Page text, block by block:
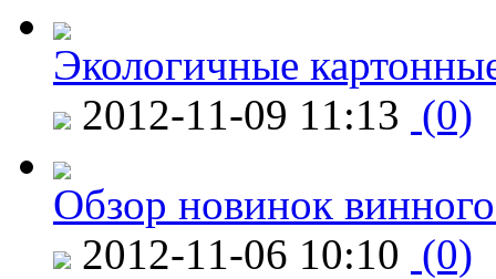
Экологичные
2012-11-09 11:13 (0)
Обзор новинок
2012-11-06 10:10 (0)